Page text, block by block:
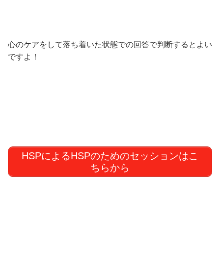
心のケアをして落ち着いた状態での回答で判断するとよい
ですよ！
HSPによるHSPのためのセッションはこ
ちらから